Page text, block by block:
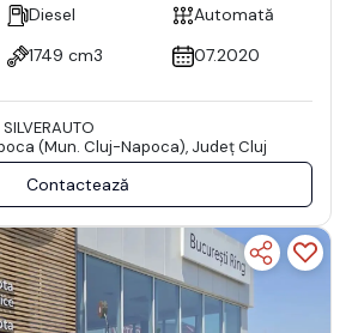
Diesel
Automată
1749 cm3 07.2020
(Mun. Cluj-Napoca), Județ Cluj
Contactează